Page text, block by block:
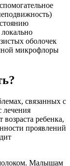
оболочек
микрофлоры
связанных с
лечения
возраста ребенка,
проявлений
Малышам